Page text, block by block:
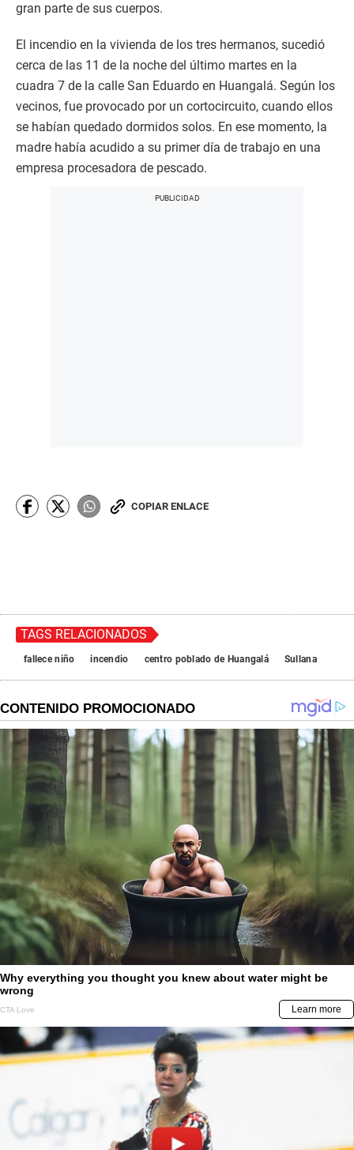
gran parte de sus cuerpos.
El incendio en la vivienda de los tres hermanos, sucedió
cerca de las 11 de la noche del último martes en la
cuadra 7 de la calle San Eduardo en Huangalá. Según los
vecinos, fue provocado por un cortocircuito, cuando ellos
se habían quedado dormidos solos. En ese momento, la
madre había acudido a su primer día de trabajo en una
empresa procesadora de pescado.
COPIAR ENLACE
TAGS RELACIONADOS
fallece niño incendio centro poblado de Huangalá Sullana